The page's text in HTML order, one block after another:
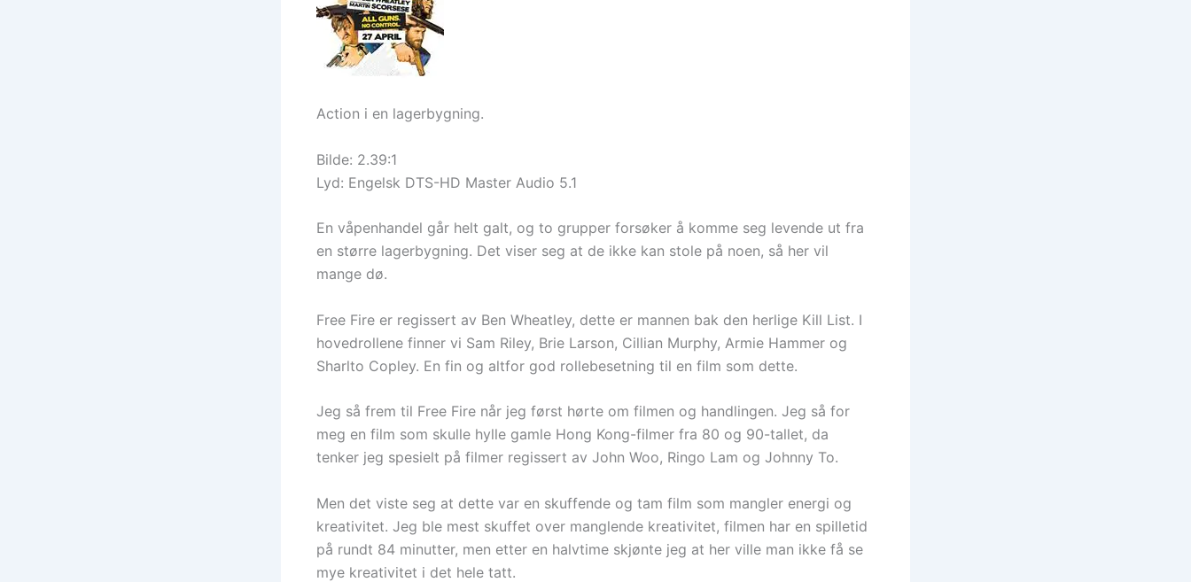
Action i en lagerbygning.
Bilde: 2.39:1
Lyd: Engelsk DTS-HD Master Audio 5.1
En våpenhandel går helt galt, og to grupper forsøker å komme seg levende ut fra
en større lagerbygning. Det viser seg at de ikke kan stole på noen, så her vil
mange dø.
Free Fire er regissert av Ben Wheatley, dette er mannen bak den herlige Kill List. I
hovedrollene finner vi Sam Riley, Brie Larson, Cillian Murphy, Armie Hammer og
Sharlto Copley. En fin og altfor god rollebesetning til en film som dette.
Jeg så frem til Free Fire når jeg først hørte om filmen og handlingen. Jeg så for
meg en film som skulle hylle gamle Hong Kong-filmer fra 80 og 90-tallet, da
tenker jeg spesielt på filmer regissert av John Woo, Ringo Lam og Johnny To.
Men det viste seg at dette var en skuffende og tam film som mangler energi og
kreativitet. Jeg ble mest skuffet over manglende kreativitet, filmen har en spilletid
på rundt 84 minutter, men etter en halvtime skjønte jeg at her ville man ikke få se
mye kreativitet i det hele tatt.